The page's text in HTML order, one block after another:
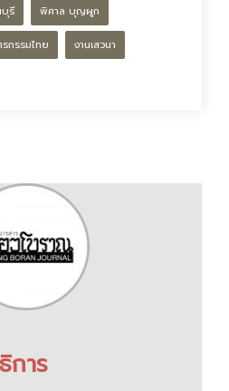
บุรี พิศาล บุญผูก
กรรมไทย งานเสวนา
การ